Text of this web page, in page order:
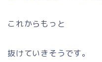
これからもっと
抜けていきそうです。